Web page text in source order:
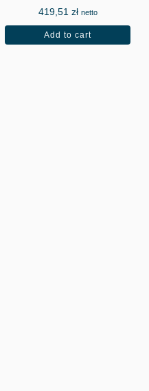
419,51 zł netto
Add to cart